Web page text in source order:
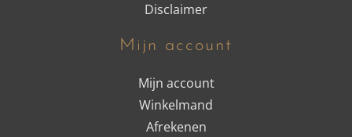
Disclaimer
Mijn account
Mijn account
Winkelmand
Afrekenen